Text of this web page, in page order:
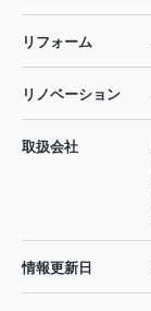
リフォーム
リノベーション
取扱会社
情報更新日